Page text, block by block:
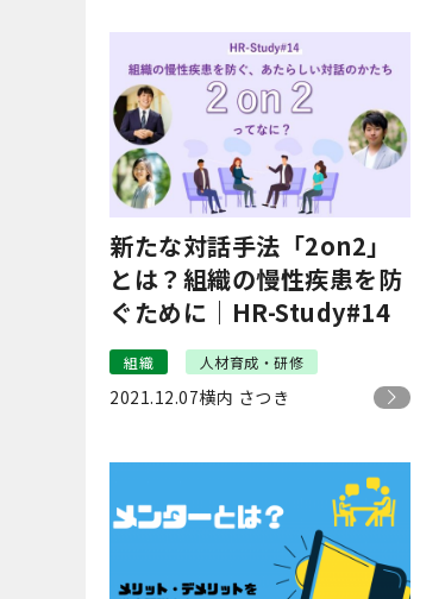
新たな対話手法「2on2」
とは？組織の慢性疾患を防
ぐために｜HR-Study#14
組織 人材育成・研修
2021.12.07横内 さつき